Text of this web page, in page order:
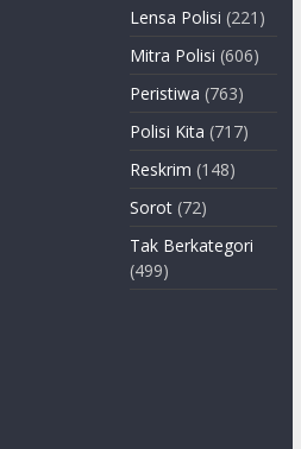
Lensa Polisi (221)
Mitra Polisi (606)
Peristiwa (763)
Polisi Kita (717)
Reskrim (148)
Sorot (72)
Tak Berkategori
(499)